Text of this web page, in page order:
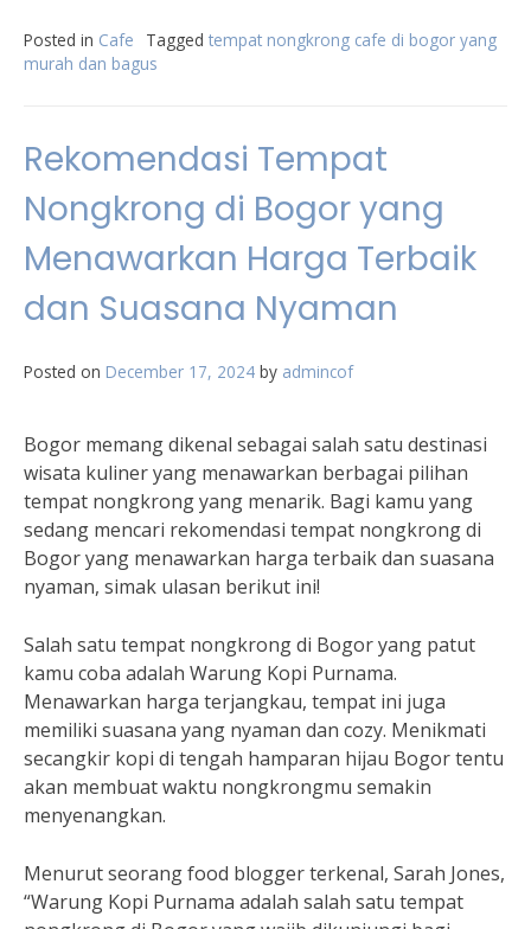
Posted in Cafe Tagged tempat nongkrong cafe di bogor yang
murah dan bagus
Rekomendasi Tempat
Nongkrong di Bogor yang
Menawarkan Harga Terbaik
dan Suasana Nyaman
Posted on December 17, 2024 by admincof
Bogor memang dikenal sebagai salah satu destinasi
wisata kuliner yang menawarkan berbagai pilihan
tempat nongkrong yang menarik. Bagi kamu yang
sedang mencari rekomendasi tempat nongkrong di
Bogor yang menawarkan harga terbaik dan suasana
nyaman, simak ulasan berikut ini!
Salah satu tempat nongkrong di Bogor yang patut
kamu coba adalah Warung Kopi Purnama.
Menawarkan harga terjangkau, tempat ini juga
memiliki suasana yang nyaman dan cozy. Menikmati
secangkir kopi di tengah hamparan hijau Bogor tentu
akan membuat waktu nongkrongmu semakin
menyenangkan.
Menurut seorang food blogger terkenal, Sarah Jones,
“Warung Kopi Purnama adalah salah satu tempat